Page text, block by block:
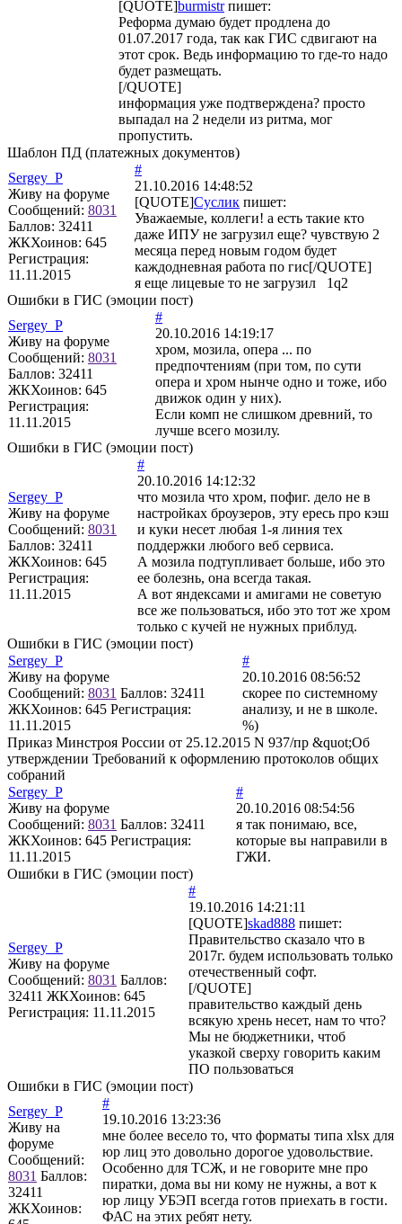
[QUOTE]burmistrпишет:
Реформа думаю будет продлена до
01.07.2017 года, так как ГИС сдвигают на
этот срок. Ведь информацию то где-то надо
будет размещать.
[/QUOTE]
информация уже подтверждена? просто
выпадал на 2 недели из ритма, мог
пропустить.
Шаблон ПД (платежных документов)
Sergey_P
Живу на форуме
Сообщений: 8031
Баллов: 32411
ЖКХоинов: 645
Регистрация:
11.11.2015
#
21.10.2016 14:48:52
[QUOTE]Суслик пишет:
Уважаемые, коллеги! а есть такие кто
даже ИПУ не загрузил еще? чувствую 2
месяца перед новым годом будет
каждодневная работа по гис[/QUOTE]
я еще лицевые то не загрузил 1q2
Ошибки в ГИС (эмоции пост)
Sergey_P
Живу на форуме
Сообщений: 8031
Баллов: 32411
ЖКХоинов: 645
Регистрация:
11.11.2015
#
20.10.2016 14:19:17
хром, мозила, опера ... по
предпочтениям (при том, по сути
опера и хром нынче одно и тоже, ибо
движок один у них).
Если комп не слишком древний, то
лучше всего мозилу.
Ошибки в ГИС (эмоции пост)
Sergey_P
Живу на форуме
Сообщений: 8031
Баллов: 32411
ЖКХоинов: 645
Регистрация:
11.11.2015
#
20.10.2016 14:12:32
что мозила что хром, пофиг. дело не в
настройках броузеров, эту ересь про кэш
и куки несет любая 1-я линия тех
поддержки любого веб сервиса.
А мозила подтупливает больше, ибо это
ее болезнь, она всегда такая.
А вот яндексами и амигами не советую
все же пользоваться, ибо это тот же хром
только с кучей не нужных приблуд.
Ошибки в ГИС (эмоции пост)
Sergey_P
Живу на форуме
Сообщений: 8031 Баллов: 32411
ЖКХоинов: 645 Регистрация:
11.11.2015
#
20.10.2016 08:56:52
скорее по системному
анализу, и не в школе.
%)
Приказ Минстроя России от 25.12.2015 N 937/пр &quot;Об
утверждении Требований к оформлению протоколов общих
собраний
Sergey_P
Живу на форуме
Сообщений: 8031 Баллов: 32411
ЖКХоинов: 645 Регистрация:
11.11.2015
#
20.10.2016 08:54:56
я так понимаю, все,
которые вы направили в
ГЖИ.
Ошибки в ГИС (эмоции пост)
Sergey_P
Живу на форуме
Сообщений: 8031 Баллов:
32411 ЖКХоинов: 645
Регистрация: 11.11.2015
#
19.10.2016 14:21:11
[QUOTE]skad888 пишет:
Правительство сказало что в
2017г. будем использовать только
отечественный софт.
[/QUOTE]
правительство каждый день
всякую хрень несет, нам то что?
Мы не бюджетники, чтоб
указкой сверху говорить каким
ПО пользоваться
Ошибки в ГИС (эмоции пост)
Sergey_P
Живу на
форуме
Сообщений:
8031 Баллов:
32411
ЖКХоинов:
#
19.10.2016 13:23:36
мне более весело то, что форматы типа xlsx для
юр лиц это довольно дорогое удовольствие.
Особенно для ТСЖ, и не говорите мне про
пиратки, дома вы ни кому не нужны, а вот к
юр лицу УБЭП всегда готов приехать в гости.
ФАС на этих ребят нету.